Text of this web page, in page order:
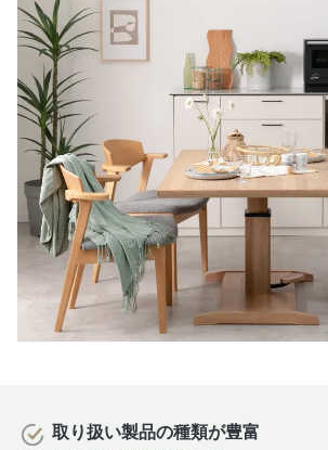
取り扱い製品の種類が豊富